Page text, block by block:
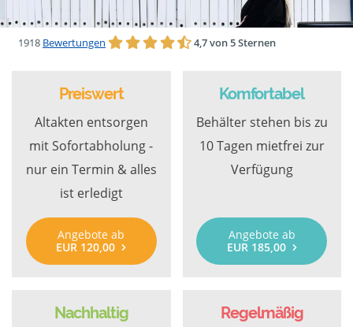
1918 Bewertungen 4,7 von 5 Sternen
Preiswert
Altakten entsorgen
mit Sofortabholung -
nur ein Termin & alles
ist erledigt
Angebote ab
EUR 120,00
Komfortabel
Behälter stehen bis zu
10 Tagen mietfrei zur
Verfügung
Angebote ab
EUR 185,00
Nachhaltig Regelmäßig